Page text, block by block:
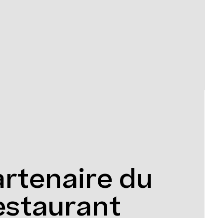
de Québec
du